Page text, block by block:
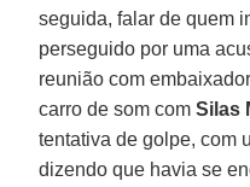
seguida, falar de quem
perseguido por uma
reunião com
carro de som comSilas
tentativa de golpe, com
dizendo que havia se